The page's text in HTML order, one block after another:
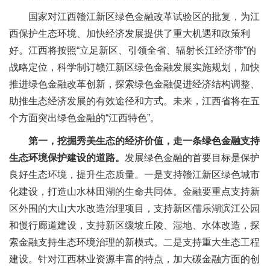
国家对江西赣江新区绿色金融改革试验区的批复，为江
西保护生态环境、加快经济发展提供了重大机遇和政策利
好。江西将按照“立足新区、引领全省、辐射长江经济带”的
战略定位，科学制订赣江新区绿色金融发展实施规划，加快
推进绿色金融改革创新，探索绿色金融促进经济结构调整、
助推生态经济发展的有效途径和方式。未来，江西省将在五
个方面突出绿色金融的“江西特色”。
第一，挖掘秀美生态的经济价值，走一条绿色金融支持
生态环境保护建设的道路。 发展绿色金融的首要目标是保护
良好生态环境，提升生态质量。一是支持赣江新区绿色城市
化建设，打造山水林田湖的生命共同体。金融要重点支持新
区外围的大山大水改造治理项目，支持新区儒乐湖滨江公园
和慢行廊道建设，支持新区缓坡丘陵、湿地、水体改造，探
索金融支持生态环境治理的新模式。二是支持重大生态工程
建设。针对江西林业资源丰富的特点，加大碳金融方面的创